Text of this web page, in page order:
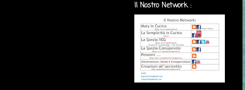
Il Nostro Network :